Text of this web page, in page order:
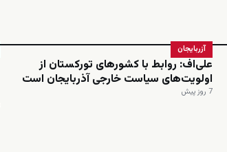
آزربایجان
علی‌اف: روابط با کشورهای تورکستان از
اولویت‌های سیاست خارجی آذربایجان است
7 روز پیش